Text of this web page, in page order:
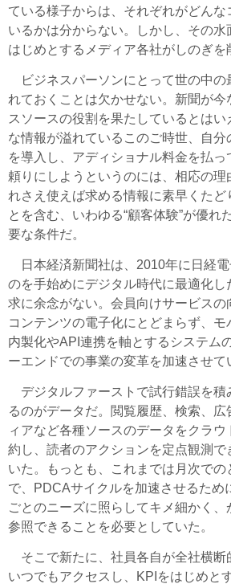
ている様子からは、それぞれがどんな
いるかは分からない。しかし、その水
はじめとするメディア各社がしのぎを
ビジネスパーソンにとって世の中の
れておくことは欠かせない。新聞が今
スソースの役割を果たしているとはい
な情報が溢れているこのご時世、自分
を導入し、アディショナル料金を払っ
頼りにしようというのには、相応の理
れさえ使えば求める情報に素早くたど
とを含む、いわゆる“顧客体験”が優れ
要な条件だ。
日本経済新聞社は、2010年に日経電
のを手始めにデジタル時代に最適化し
求に余念がない。会員向けサービスの
コンテンツの電子化にとどまらず、
内製化やAPI連携を軸とするシステム
ーエンドでの事業の変革を加速させて
デジタルファーストで試行錯誤を積
るのがデータだ。閲覧履歴、検索、
ィアなど各種ソースのデータをクラ
約し、読者のアクションを定点観測で
いた。もっとも、これまでは月次での
で、PDCAサイクルを加速させるため
ごとのニーズに照らしてキメ細かく、
参照できることを必要としていた。
そこで新たに、社員各自が全社横断
いつでもアクセスし、KPIをはじめと